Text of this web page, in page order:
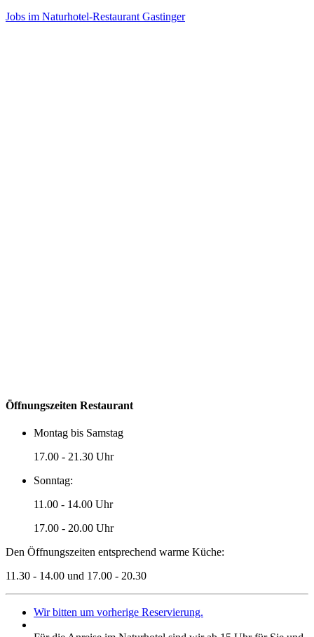
Jobs im Naturhotel-Restaurant Gastinger
Öffnungszeiten Restaurant
Montag bis Samstag
17.00 - 21.30 Uhr
Sonntag:
11.00 - 14.00 Uhr
17.00 - 20.00 Uhr
Den Öffnungszeiten entsprechend warme Küche:
11.30 - 14.00 und 17.00 - 20.30
Wir bitten um vorherige Reservierung.